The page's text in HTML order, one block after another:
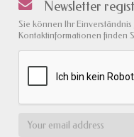
Newsletter
Sie können Ihr
Kontaktinformationen finden